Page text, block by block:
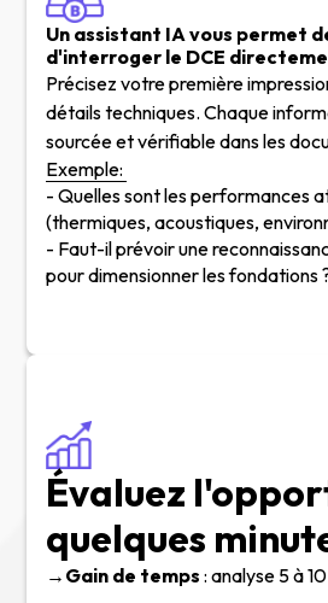
Un assistant IA vous permet
d'interroger le DCE
Précisez votre première
détails techniques. Chaque
sourcée et vérifiable dans les
Exemple:
- Quelles sont les performances
(thermiques, acoustiques,
- Faut-il prévoir une
pour dimensionner les fondations
Évaluez
quelques
→Gain de temps : analyse 5 à